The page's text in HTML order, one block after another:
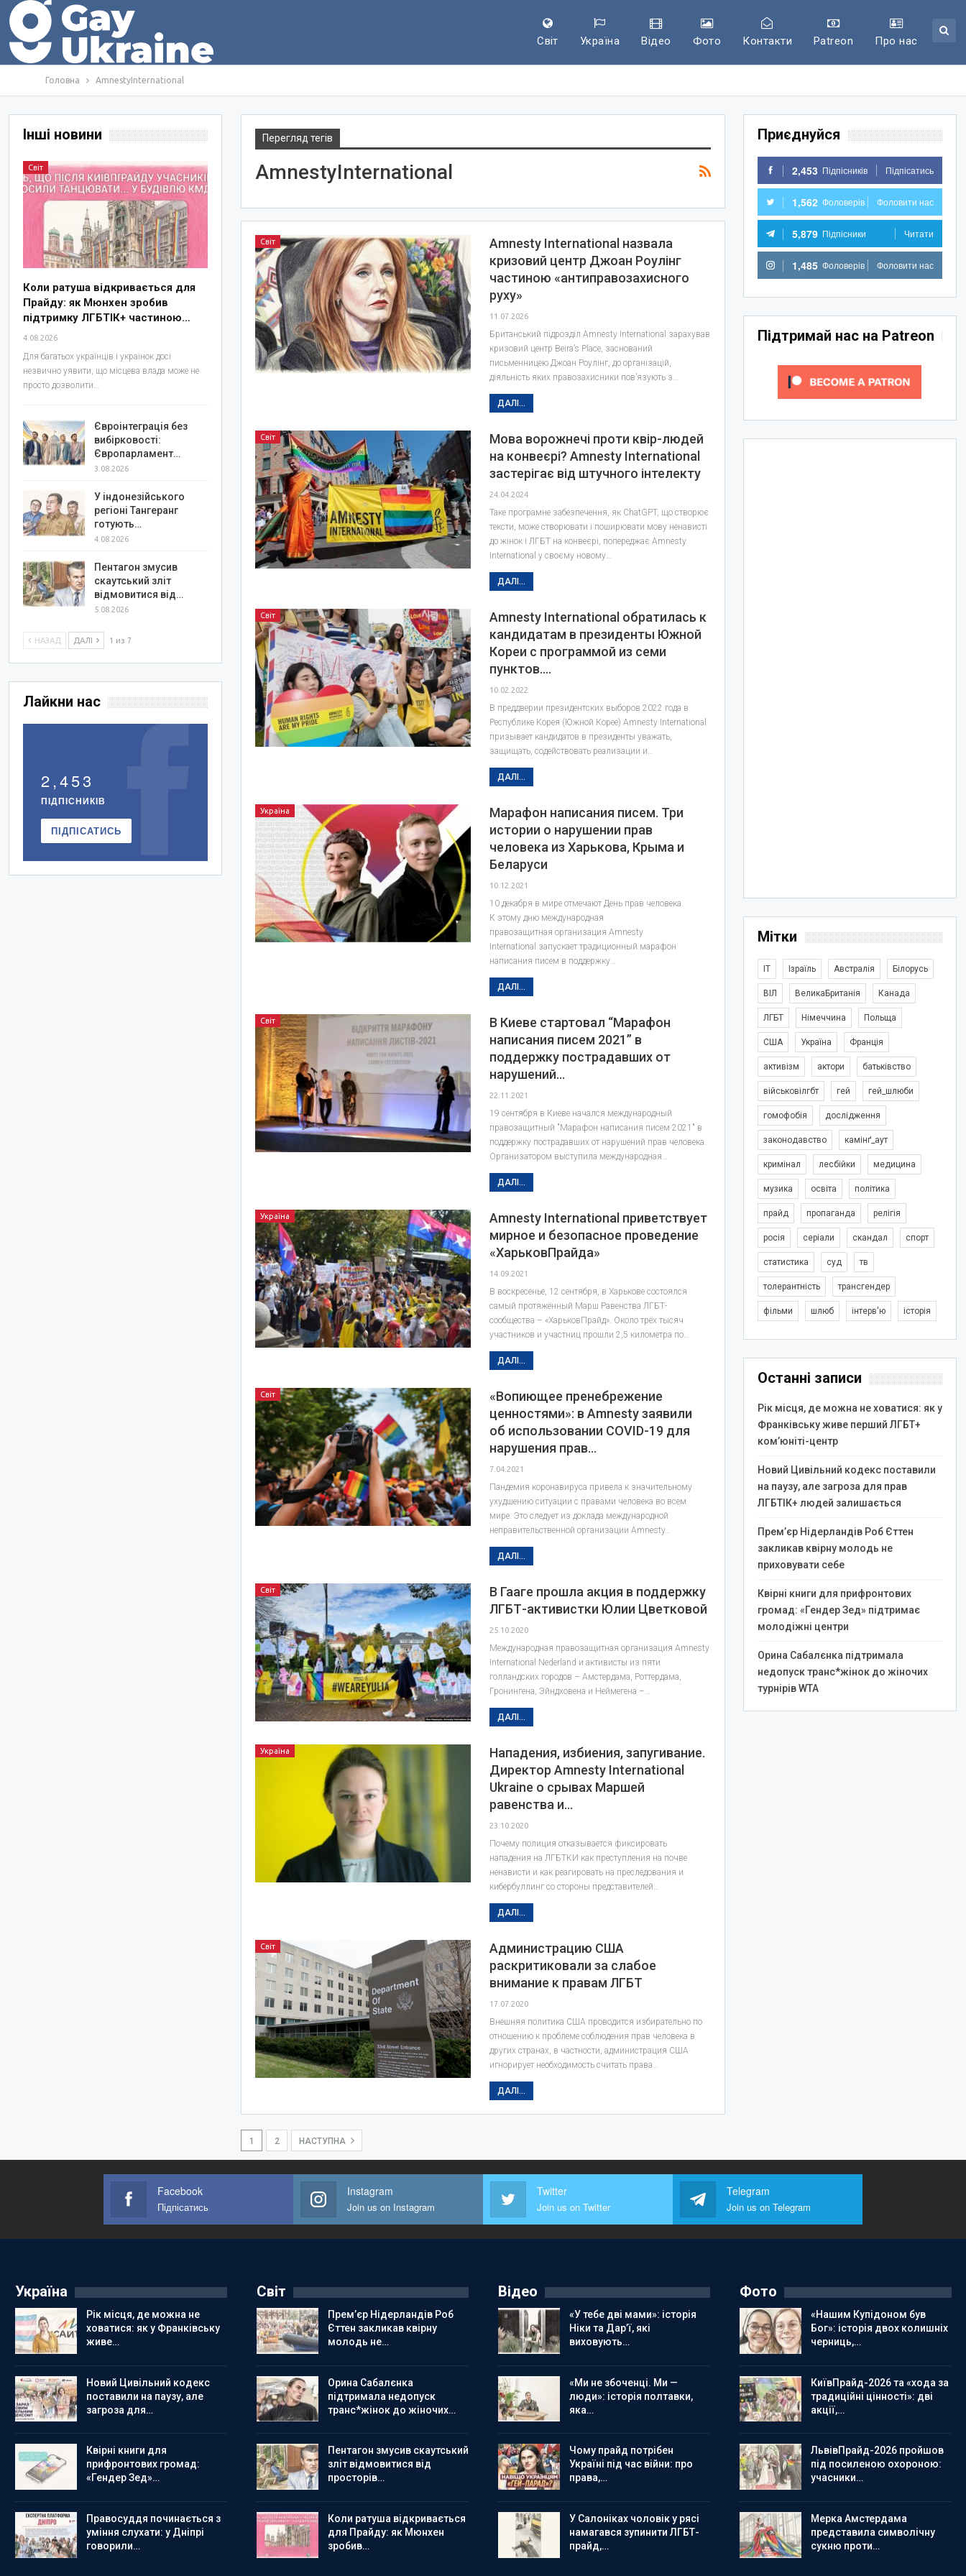
Світ Україна Відео Фото Контакти Patreon Про нас
Головна AmnestyInternational
Перегляд тегів
AmnestyInternational
Світ
Amnesty International назвала
кризовий центр Джоан Роулінг
частиною «антиправозахисного
руху»
11.07.2026
Британський підрозділ Amnesty International зарахував
кризовий центр Beira’s Place, заснований
письменницею Джоан Роулінг, до організацій,
діяльність яких правозахисники пов’язують з…
ДАЛІ...
Світ
Мова ворожнечі проти квір-людей
на конвеєрі? Amnesty International
застерігає від штучного інтелекту
24.04.2024
Таке програмне забезпечення, як ChatGPT, що створює
тексти, може створювати і поширювати мову ненависті
до жінок і ЛГБТ на конвеєрі, попереджає Amnesty
International у своєму новому…
ДАЛІ...
Світ
Amnesty International обратилась к
кандидатам в президенты Южной
Кореи с программой из семи
пунктов.…
10.02.2022
В преддверии президентских выборов 2022 года в
Республике Корея (Южной Корее) Amnesty International
призывает кандидатов в президенты уважать,
защищать, содействовать реализации и…
ДАЛІ...
Україна
Марафон написания писем. Три
истории о нарушении прав
человека из Харькова, Крыма и
Беларуси
10.12.2021
10 декабря в мире отмечают День прав человека.
К этому дню международная
правозащитная организация Amnesty
International запускает традиционный марафон
написания писем в поддержку…
ДАЛІ...
Світ
В Киеве стартовал “Марафон
написания писем 2021” в
поддержку пострадавших от
нарушений…
22.11.2021
19 сентября в Киеве начался международный
правозащитный "Марафон написания писем 2021" в
поддержку пострадавших от нарушений прав человека.
Организатором выступила международная…
ДАЛІ...
Україна
Amnesty International приветствует
мирное и безопасное проведение
«ХарьковПрайда»
14.09.2021
В воскресенье, 12 сентября, в Харькове состоялся
самый протяжённый Марш Равенства ЛГБТ-
сообщества – «ХарьковПрайд». Около трёх тысяч
участников и участниц прошли 2,5 километра по…
ДАЛІ...
Світ
«Вопиющее пренебрежение
ценностями»: в Amnesty заявили
об использовании COVID-19 для
нарушения прав…
7.04.2021
Пандемия коронавируса привела к значительному
ухудшению ситуации с правами человека во всем
мире. Это следует из доклада международной
неправительственной организации Amnesty…
ДАЛІ...
Світ
В Гааге прошла акция в поддержку
ЛГБТ-активистки Юлии Цветковой
25.10.2020
Международная правозащитная организация Amnesty
International Nederland и активисты из пяти
голландских городов – Амстердама, Роттердама,
Гронингена, Эйндховена и Неймегена –…
ДАЛІ...
Україна
Нападения, избиения, запугивание.
Директор Amnesty International
Ukraine о срывах Маршей
равенства и…
23.10.2020
Почему полиция отказывается фиксировать
нападения на ЛГБТКИ как преступления на почве
ненависти и как реагировать на преследования и
кибербуллинг со стороны представителей…
ДАЛІ...
Світ
Администрацию США
раскритиковали за слабое
внимание к правам ЛГБТ
17.07.2020
Внешняя политика США проводится избирательно по
отношению к проблеме соблюдения прав человека в
других странах, в частности, администрация США
игнорирует необходимость считать права…
ДАЛІ...
1 2 НАСТУПНА
Приєднуйся
2,453 Підпісників Підпісатись
1,562 Фоловерів Фоловити нас
5,879 Підпісники Читати
1,485 Фоловерів Фоловити нас
Підтримай нас на Patreon
Мітки
IT Ізраїль Австралія Білорусь
ВІЛ ВеликаБританія Канада
ЛГБТ Німеччина Польща
США Україна Франція
активізм актори батьківство
військовілгбт гей гей_шлюби
гомофобія дослідження
законодавство камінґ_аут
кримінал лесбійки медицина
музика освіта політика
прайд пропаганда релігія
росія серіали скандал спорт
статистика суд тв
толерантність трансгендер
фільми шлюб інтерв'ю історія
Останні записи
Рік місця, де можна не ховатися: як у
Франківську живе перший ЛГБТ+
ком’юніті-центр
Новий Цивільний кодекс поставили
на паузу, але загроза для прав
ЛГБТІК+ людей залишається
Прем’єр Нідерландів Роб Єттен
закликав квірну молодь не
приховувати себе
Квірні книги для прифронтових
громад: «Гендер Зед» підтримає
молодіжні центри
Орина Сабалєнка підтримала
недопуск транс*жінок до жіночих
турнірів WTA
Інші новини
Світ
Коли ратуша відкривається для
Прайду: як Мюнхен зробив
підтримку ЛГБТІК+ частиною…
4.08.2026
Для багатьох українців і українок досі
незвично уявити, що місцева влада може не
просто дозволити…
Євроінтеграція без
вибірковості:
Європарламент…
3.08.2026
У індонезійського
регіоні Тангеранг
готують…
4.08.2026
Пентагон змусив
скаутський зліт
відмовитися від…
5.08.2026
НАЗАД ДАЛІ 1 из 7
Лайкни нас
2,453
ПІДПІСНИКІВ
ПІДПІСАТИСЬ
Facebook
Підпісатись
Instagram
Join us on Instagram
Twitter
Join us on Twitter
Telegram
Join us on Telegram
Україна
Рік місця, де можна не
ховатися: як у Франківську
живе…
Новий Цивільний кодекс
поставили на паузу, але
загроза для…
Квірні книги для
прифронтових громад:
«Гендер Зед»…
Правосуддя починається з
уміння слухати: у Дніпрі
говорили…
Світ
Прем’єр Нідерландів Роб
Єттен закликав квірну
молодь не…
Орина Сабалєнка
підтримала недопуск
транс*жінок до жіночих…
Пентагон змусив скаутський
зліт відмовитися від
просторів…
Коли ратуша відкривається
для Прайду: як Мюнхен
зробив…
Відео
«У тебе дві мами»: історія
Ніки та Дар’ї, які
виховують…
«Ми не збоченці. Ми —
люди»: історія полтавки,
яка…
Чому прайд потрібен
Україні під час війни: про
права,…
У Салоніках чоловік у рясі
намагався зупинити ЛГБТ-
прайд,…
Фото
«Нашим Купідоном був
Бог»: історія двох колишніх
черниць,…
КиївПрайд-2026 та «хода за
традиційні цінності»: дві
акції,…
ЛьвівПрайд-2026 пройшов
під посиленою охороною:
учасники…
Мерка Амстердама
представила символічну
сукню проти…